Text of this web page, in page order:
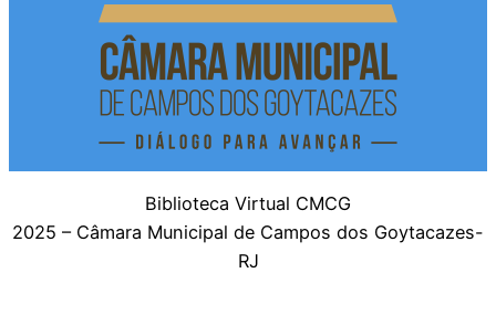
Biblioteca Virtual CMCG
2025 – Câmara Municipal de Campos dos Goytacazes-
RJ